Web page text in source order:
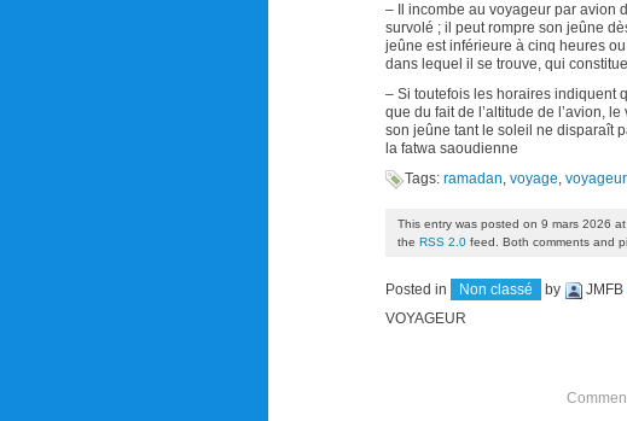
– Il incombe au voyageur par avion
survolé ; il peut rompre son jeûne
jeûne est inférieure à cinq heures
dans lequel il se trouve, qui
– Si toutefois les horaires indiquent
que du fait de l’altitude de l’avion,
son jeûne tant le soleil ne disparaît
la fatwa saoudienne
Tags: ramadan, voyage, voyageur
This entry was posted on 9 mars 2026
the RSS 2.0 feed. Both comments and
Posted in Non classé by JMFB
VOYAGEUR